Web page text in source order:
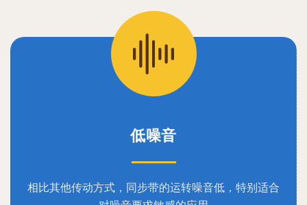
低噪音
相比其他传动方式，同步带的运转噪音低，特别适合